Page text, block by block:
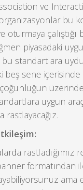
ve
bu
oturmaya
piyasadaki
bu standartlara
beş sene
uygun
rastlayacağız.
rastladığımız
formatından
ama